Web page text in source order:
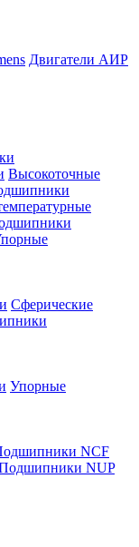
Двигатели АИР
Высокоточные
Сферические
Упорные
NCF
NUP